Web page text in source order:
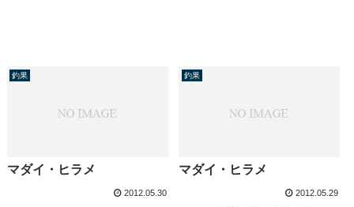
釣果
マダイ・ヒラメ
2012.05.30
釣果
マダイ・ヒラメ
2012.05.29